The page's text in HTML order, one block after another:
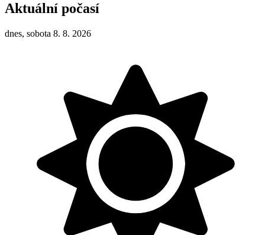
Aktuální počasí
dnes, sobota 8. 8. 2026